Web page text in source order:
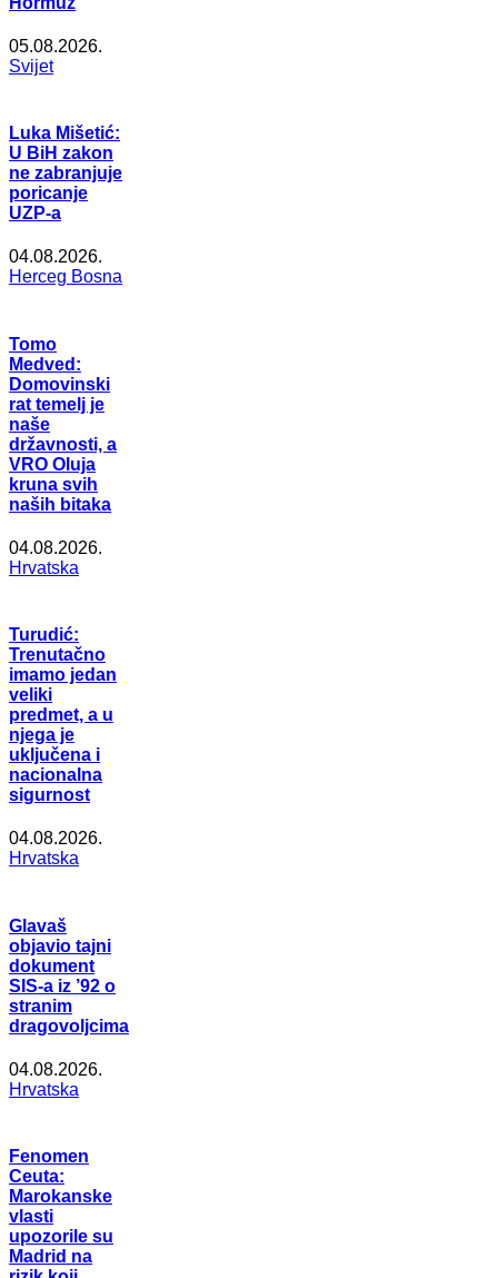
05.08.2026.
Svijet
Luka Mišetić:
U BiH zakon
ne zabranjuje
poricanje
UZP-a
04.08.2026.
Herceg Bosna
Tomo
Medved:
Domovinski
rat temelj je
naše
državnosti, a
VRO Oluja
kruna svih
naših bitaka
04.08.2026.
Hrvatska
Turudić:
Trenutačno
imamo jedan
veliki
predmet, a u
njega je
uključena i
nacionalna
sigurnost
04.08.2026.
Hrvatska
Glavaš
objavio tajni
dokument
SIS-a iz ’92 o
stranim
dragovoljcima
04.08.2026.
Hrvatska
Fenomen
Ceuta:
Marokanske
vlasti
upozorile su
Madrid na